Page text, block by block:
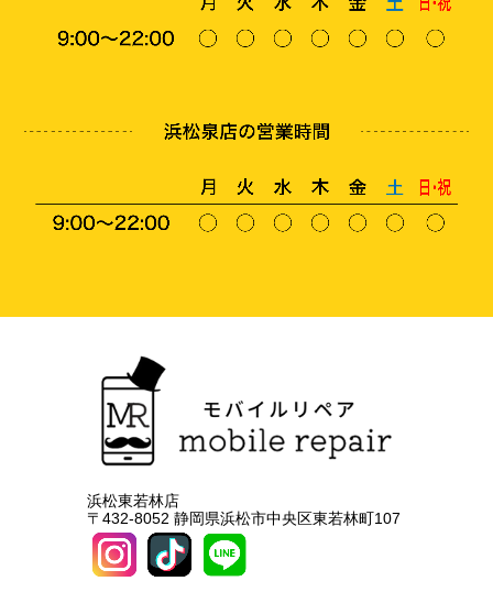
浜松東若林店
〒432-8052 静岡県浜松市中央区東若林町107